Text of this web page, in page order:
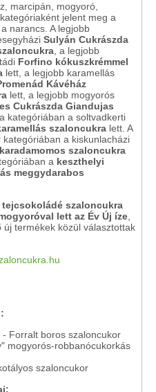
marcipán, mogyoró,
jelent meg a
narancs. A legjobb
Sulyán Cukrászda
, a legjobb
Forfino kókuszkrémmel
lett, a legjobb karamellás
Kávéház
lett, a legjobb mogyorós
Cukrászda Giandujas
kategóriában a soltvadkerti
szaloncukra lett. A
a kiskunlacházi
szaloncukra
a keszthelyi
meggydarabos
szaloncukra
lett az Év Új íze
termékek közül választottak
Forralt boros szaloncukor
mogyorós-robbanócukorkás
szaloncukor